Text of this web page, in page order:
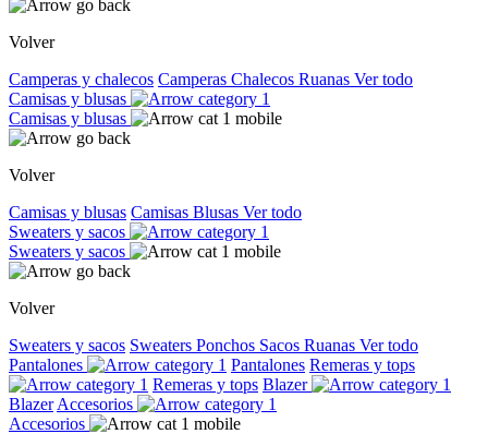
Volver
Camperas y chalecos Camperas Chalecos Ruanas Ver todo
Camisas y blusas
Camisas y blusas
Volver
Camisas y blusas Camisas Blusas Ver todo
Sweaters y sacos
Sweaters y sacos
Volver
Sweaters y sacos Sweaters Ponchos Sacos Ruanas Ver todo
Pantalones
Pantalones Remeras y tops
Remeras y tops Blazer
Blazer Accesorios
Accesorios